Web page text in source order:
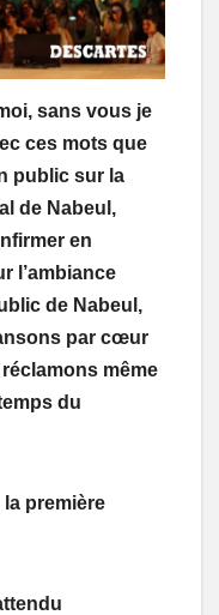
sans vous je
ces mots que
public sur la
de Nabeul,
en
l’ambiance
de Nabeul,
par cœur
même
du
première